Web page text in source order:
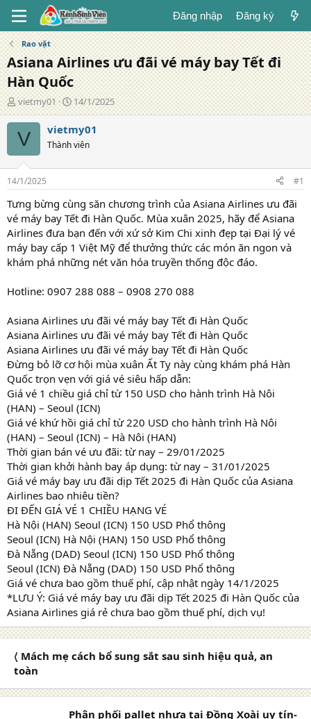
Đăng nhập Đăng ký
Rao vặt
Asiana Airlines ưu đãi vé máy bay Tết đi
Hàn Quốc
T
á
c
g
ả
vietmy01
N
g
à
đ
g
14/1/2025
V vietmy01
Thành viên
14/1/2025 #1
Tưng bừng cùng săn chương trình của Asiana Airlines ưu đãi
vé máy bay Tết đi Hàn Quốc. Mùa xuân 2025, hãy để Asiana
Airlines đưa bạn đến với xứ sở Kim Chi xinh đẹp tại Đại lý vé
máy bay cấp 1 Việt Mỹ để thưởng thức các món ăn ngon và
khám phá những nét văn hóa truyền thống độc đáo.
Hotline: 0907 288 088 – 0908 270 088
Asiana Airlines ưu đãi vé máy bay Tết đi Hàn Quốc
Asiana Airlines ưu đãi vé máy bay Tết đi Hàn Quốc
Asiana Airlines ưu đãi vé máy bay Tết đi Hàn Quốc
Đừng bỏ lỡ cơ hội mùa xuân Ất Tỵ này cùng khám phá Hàn
Quốc trọn vẹn với giá vé siêu hấp dẫn:
Giá vé 1 chiều giá chỉ từ 150 USD cho hành trình Hà Nôi
(HAN) – Seoul (ICN)
Giá vé khứ hồi giá chỉ từ 220 USD cho hành trình Hà Nôi
(HAN) – Seoul (ICN) – Hà Nôi (HAN)
Thời gian bán vé ưu đãi: từ nay – 29/01/2025
Thời gian khởi hành bay áp dụng: từ nay – 31/01/2025
Giá vé máy bay ưu đãi dịp Tết 2025 đi Hàn Quốc của Asiana
Airlines bao nhiêu tiền?
ĐI ĐẾN GIÁ VÉ 1 CHIỀU HẠNG VÉ
Hà Nội (HAN) Seoul (ICN) 150 USD Phổ thông
Seoul (ICN) Hà Nội (HAN) 150 USD Phổ thông
Đà Nẵng (DAD) Seoul (ICN) 150 USD Phổ thông
Seoul (ICN) Đà Nẵng (DAD) 150 USD Phổ thông
Giá vé chưa bao gồm thuế phí, cập nhật ngày 14/1/2025
*LƯU Ý: Giá vé máy bay ưu đãi dịp Tết 2025 đi Hàn Quốc của
Asiana Airlines giá rẻ chưa bao gồm thuế phí, dịch vụ!
〈 Mách mẹ cách bổ sung sắt sau sinh hiệu quả, an
toàn
Phân phối pallet nhựa tại Đồng Xoài uy tín-